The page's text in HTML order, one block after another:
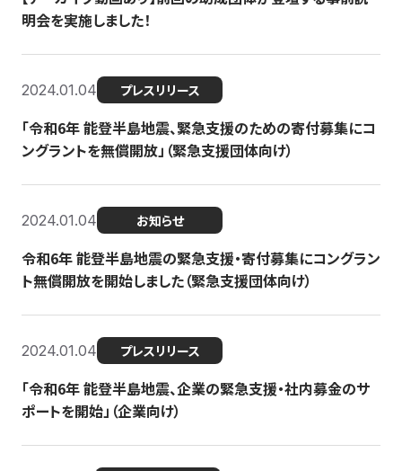
明会を実施しました！
2024.01.04 プレスリリース
「令和6年 能登半島地震、緊急支援のための寄付募集にコ
ングラントを無償開放」（緊急支援団体向け）
2024.01.04 お知らせ
令和6年 能登半島地震の緊急支援・寄付募集にコングラン
ト無償開放を開始しました（緊急支援団体向け）
2024.01.04 プレスリリース
「令和6年 能登半島地震、企業の緊急支援・社内募金のサ
ポートを開始」（企業向け）